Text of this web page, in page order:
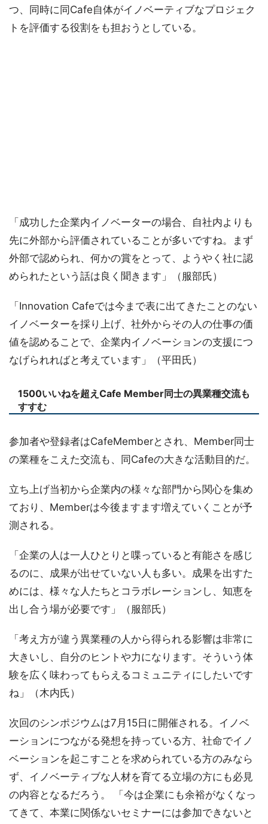
つ、同時に同Cafe自体がイノベーティブなプロジェク
トを評価する役割をも担おうとしている。
「成功した企業内イノベーターの場合、自社内よりも
先に外部から評価されていることが多いですね。まず
外部で認められ、何かの賞をとって、ようやく社に認
められたという話は良く聞きます」（服部氏）
「Innovation Cafeでは今まで表に出てきたことのない
イノベーターを採り上げ、社外からその人の仕事の価
値を認めることで、企業内イノベーションの支援につ
なげられればと考えています」（平田氏）
1500いいねを超えCafe Member同士の異業種交流も
すすむ
参加者や登録者はCafeMemberとされ、Member同士
の業種をこえた交流も、同Cafeの大きな活動目的だ。
立ち上げ当初から企業内の様々な部門から関心を集め
ており、Memberは今後ますます増えていくことが予
測される。
「企業の人は一人ひとりと喋っていると有能さを感じ
るのに、成果が出せていない人も多い。成果を出すた
めには、様々な人たちとコラボレーションし、知恵を
出し合う場が必要です」（服部氏）
「考え方が違う異業種の人から得られる影響は非常に
大きいし、自分のヒントや力になります。そういう体
験を広く味わってもらえるコミュニティにしたいです
ね」（木内氏）
次回のシンポジウムは7月15日に開催される。イノベ
ーションにつながる発想を持っている方、社命でイノ
ベーションを起こすことを求められている方のみなら
ず、イノベーティブな人材を育てる立場の方にも必見
の内容となるだろう。 「今は企業にも余裕がなくなっ
てきて、本業に関係ないセミナーには参加できないと